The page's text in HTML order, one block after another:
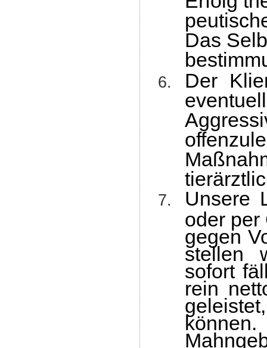
Das
Der
Unsere
oder per
gegen
stellen
sofort
rein